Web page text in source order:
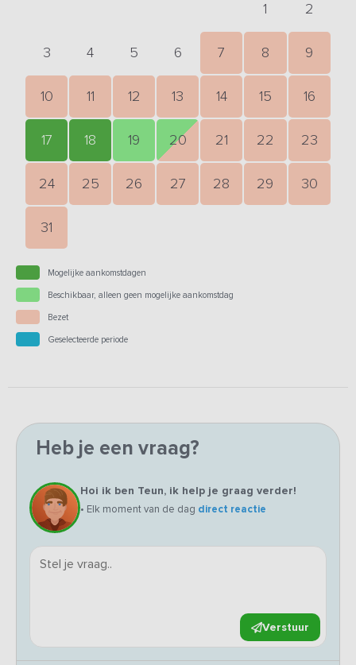
1 2
3 4 5 6 7 8 9
10 11 12 13 14 15 16
17 18 19 20 21 22 23
24 25 26 27 28 29 30
31
Mogelijke aankomstdagen
Beschikbaar, alleen geen mogelijke aankomstdag
Bezet
Geselecteerde periode
Heb je een vraag?
Hoi ik ben Teun, ik help je graag verder!
• Elk moment van de dag direct reactie
Verstuur